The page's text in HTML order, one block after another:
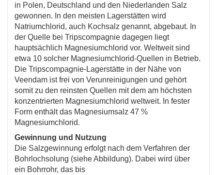
in Polen, Deutschland und den Niederlanden Salz
gewonnen. In den meisten Lagerstätten wird
Natriumchlorid, auch Kochsalz genannt, abgebaut. In
der Quelle bei Tripscompagnie dagegen liegt
hauptsächlich Magnesiumchlorid vor. Weltweit sind
etwa 10 solcher Magnesiumchlorid-Quellen in Betrieb.
Die Tripscompagnie-Lagerstätte in der Nähe von
Veendam ist frei von Verunreinigungen und gehört
somit zu den reinsten Quellen mit dem am höchsten
konzentrierten Magnesiumchlorid weltweit. In fester
Form enthält das Magnesiumsalz 47 %
Magnesiumchlorid.
Gewinnung und Nutzung
Die Salzgewinnung erfolgt nach dem Verfahren der
Bohrlochsolung (siehe Abbildung). Dabei wird über
ein Bohrrohr, das bis